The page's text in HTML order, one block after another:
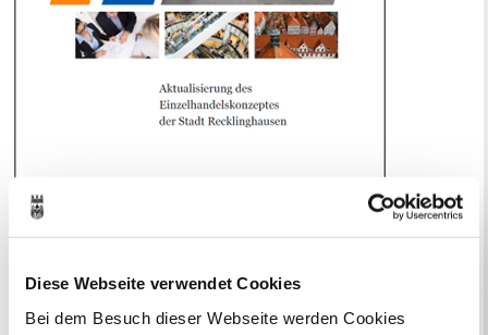
Diese Webseite verwendet Cookies
Bei dem Besuch dieser Webseite werden Cookies